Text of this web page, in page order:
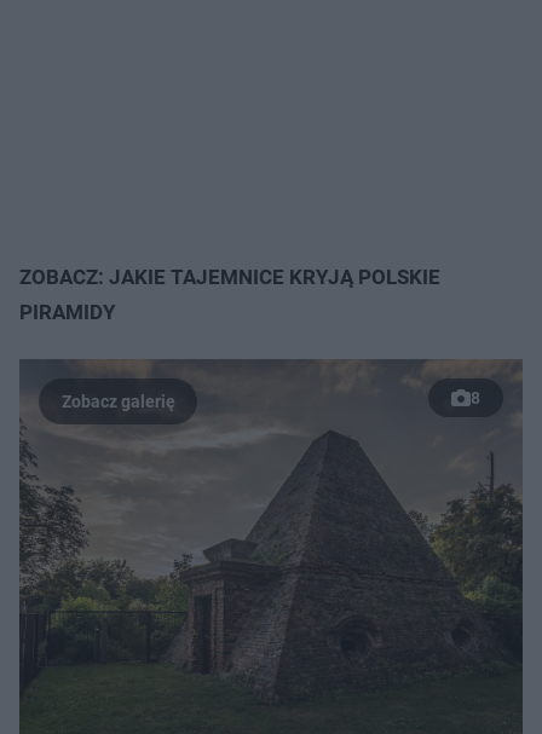
ZOBACZ: JAKIE TAJEMNICE KRYJĄ POLSKIE
PIRAMIDY
8